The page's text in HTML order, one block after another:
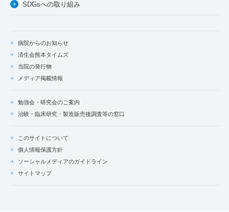
病院からのお知らせ
済生会熊本タイムズ
当院の発行物
メディア掲載情報
勉強会・研究会のご案内
治験・臨床研究・製造販売後調査等の窓口
このサイトについて
個人情報保護方針
ソーシャルメディアのガイドライン
サイトマップ
SDGsへの取り組み